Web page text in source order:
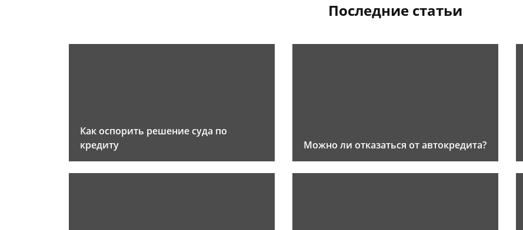
Последние статьи
Как оспорить решение суда по
кредиту
Можно ли отказаться от автокредита?